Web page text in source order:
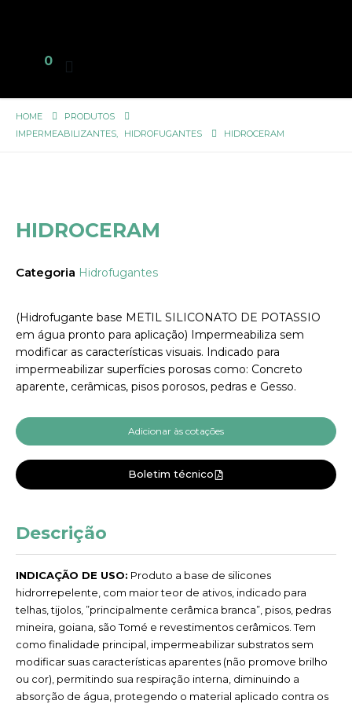
0
HOME
PRODUTOS
IMPERMEABILIZANTES, HIDROFUGANTES HIDROCERAM
HIDROCERAM
Categoria Hidrofugantes
(Hidrofugante base METIL SILICONATO DE POTASSIO
em água pronto para aplicação) Impermeabiliza sem
modificar as características visuais. Indicado para
impermeabilizar superfícies porosas como: Concreto
aparente, cerâmicas, pisos porosos, pedras e Gesso.
Adicionar às cotações
Boletim técnico
Descrição
INDICAÇÃO DE USO: Produto a base de silicones
hidrorrepelente, com maior teor de ativos, indicado para
telhas, tijolos, ”principalmente cerâmica branca”, pisos, pedras
mineira, goiana, são Tomé e revestimentos cerâmicos. Tem
como finalidade principal, impermeabilizar substratos sem
modificar suas características aparentes (não promove brilho
ou cor), permitindo sua respiração interna, diminuindo a
absorção de água, protegendo o material aplicado contra os